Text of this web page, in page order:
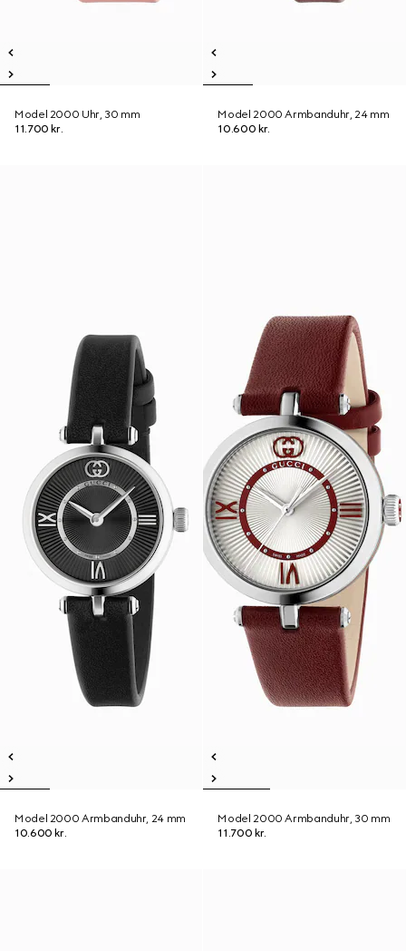
Model 2000 Uhr, 30 mm
11.700 kr.
Model 2000 Armbanduhr, 24 mm
10.600 kr.
Model 2000 Armbanduhr, 24 mm
10.600 kr.
Model 2000 Armbanduhr, 30 mm
11.700 kr.